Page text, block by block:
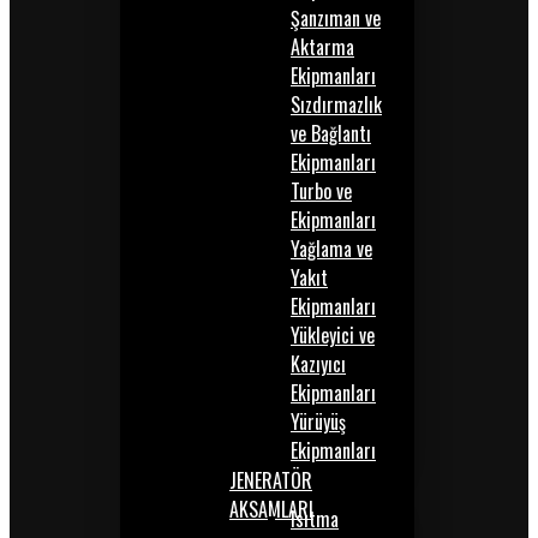
Şanzıman ve
Aktarma
Ekipmanları
Sızdırmazlık
ve Bağlantı
Ekipmanları
Turbo ve
Ekipmanları
Yağlama ve
Yakıt
Ekipmanları
Yükleyici ve
Kazıyıcı
Ekipmanları
Yürüyüş
Ekipmanları
JENERATÖR
AKSAMLARIIsıtma